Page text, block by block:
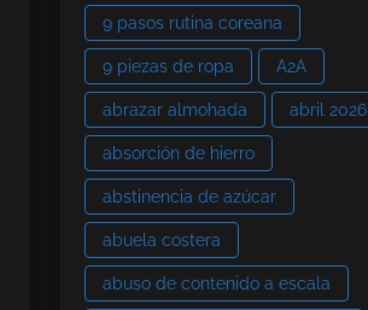
9 pasos rutina coreana
9 piezas de ropa A2A
abrazar almohada abril 2026
absorción de hierro
abstinencia de azúcar
abuela costera
abuso de contenido a escala